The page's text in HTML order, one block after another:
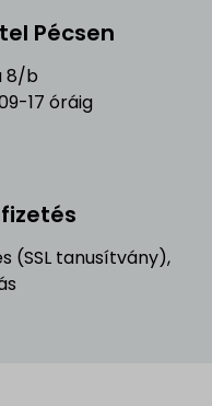
Pécsen
8/b
17 óráig
(SSL tanusítvány),